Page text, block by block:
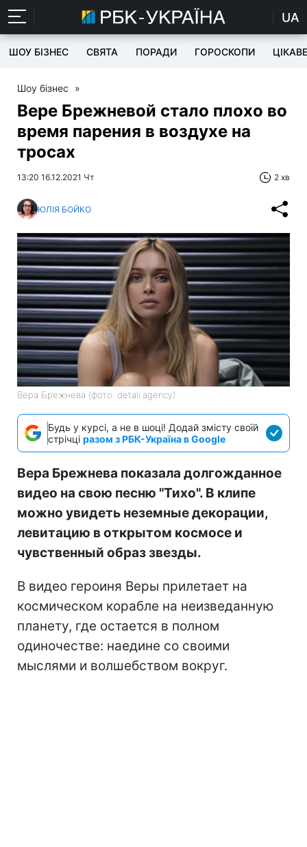
UA
ШОУ БІЗНЕС СВЯТА ПОРАДИ ГОРОСКОПИ ЦІКАВЕ
Шоу бізнес »
Вере Брежневой стало плохо во
время парения в воздухе на
тросах
13:20 16.12.2021 Чт 2 хв
ЮЛІЯ БОЙКО
Вера Брежнева (фото: detali.agency)
Будь у курсі, а не в шоці! Додай змісту своїй
стрічці разом з РБК-Україна в Google
Вера Брежнева показала долгожданное
видео на свою песню "Тихо". В клипе
можно увидеть неземные декорации,
левитацию в открытом космосе и
чувственный образ звезды.
В видео героиня Веры прилетает на
космическом корабле на неизведанную
планету, где остается в полном
одиночестве: наедине со своими
мыслями и волшебством вокруг.